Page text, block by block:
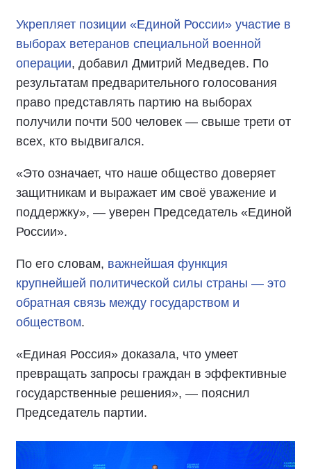
Укрепляет позиции «Единой России» участие в
выборах ветеранов специальной военной
операции, добавил Дмитрий Медведев. По
результатам предварительного голосования
право представлять партию на выборах
получили почти 500 человек — свыше трети от
всех, кто выдвигался.
«Это означает, что наше общество доверяет
защитникам и выражает им своё уважение и
поддержку», — уверен Председатель «Единой
России».
По его словам, важнейшая функция
крупнейшей политической силы страны — это
обратная связь между государством и
обществом.
«Единая Россия» доказала, что умеет
превращать запросы граждан в эффективные
государственные решения», — пояснил
Председатель партии.